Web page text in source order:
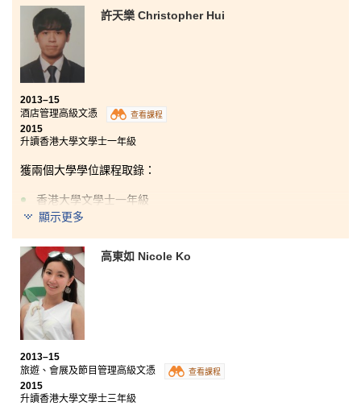
記得收到會考成績那的一天，我感到非常沮喪。但憑著
要成為註冊護士的決心，我報讀了醫療及保健產品管理
高級文憑課程。入讀這個課程讓我認識到解剖生理學、
微生物學、藥物使用及藥理學等從未接觸過的專修科
目，使我對護理學的興趣與日俱增。這個精心設計的課
程涵蓋多個不同範疇的知識，為同學提供專業培訓，對
同學日後升讀大學及投身醫療及保健產品行業極有幫
助。
許天樂 Christopher Hui
2013–15
酒店管理高級文憑
查看課程
2015
升讀香港大學文學士一年級
獲兩個大學學位課程取錄：
香港大學文學士一年級
香港城市大學工商管理榮譽學士（商業營運管理）二年級
我曾於香港麗思卡爾頓酒店進行為期六個月的實習，這
是我學術發展的里程碑。實習安排給予學生十分寶貴的
經驗，讓我們於參考書上學到的概念和知識得以應用。
在課程結構而言，這兩年是以小測、中期測驗、考試和
小組研習來考核同學的能力和水平。酒店實習更為我作
好準備，解決將來在職場上可能會遇到的挑戰，同時也
讓我實際地體驗酒店業的各種職責。再者，講師們都是
在這個行業中具相當豐富的經驗，在他們悉心的指導
下，同學們都能找到理想的發展路徑。
顯示更多
高東如 Nicole Ko
2013–15
旅遊、會展及節目管理高級文憑
查看課程
2015
升讀香港大學文學士三年級